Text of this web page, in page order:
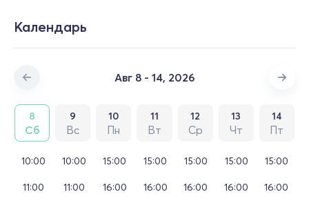
Календарь
Авг 8 - 14, 2026
8
Сб
9
Вс
10
Пн
11
Вт
12
Ср
13
Чт
14
Пт
10:00
11:00
10:00
11:00
15:00
16:00
15:00
16:00
15:00
16:00
15:00
16:00
15:00
16:00